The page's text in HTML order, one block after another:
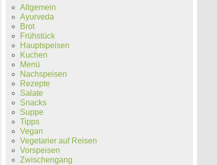
Allgemein
Ayurveda
Brot
Frühstück
Hauptspeisen
Kuchen
Menü
Nachspeisen
Rezepte
Salate
Snacks
Suppe
Tipps
Vegan
Vegetarier auf Reisen
Vorspeisen
Zwischengang